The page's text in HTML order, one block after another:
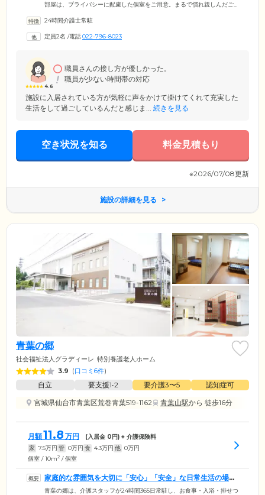
部屋は、プライバシーに配慮した個室をご用意。まるで慣れ親しんだご
に配慮したメニューを、1日3食ご提供します。入浴は二方向からの介助
心して清潔を保つことが可能です。さらに当ホームには菜園コーナーが
24時間介護士常駐
定員2名 /電話022-796-8023
4.6
職員さんの接し方が優しかった。
職員が少ない時間帯の対応
施設に入居されている方が気軽に声をかけて掛けてくれて充実した
生活をして過ごしているんだと感じま... 続きを見る
空き状況を知る 料金見積もり
※2026/07/08更新
施設の詳細を見る
青葉の郷
社会福祉法人グラディーレ 特別養護老人ホーム
3.9 (口コミ6件)
自立 要支援1•2 要介護3〜5
認知症可
宮城県仙台市青葉区荒巻青葉519-1162
青葉山駅から 徒歩16分
月額11.8 万円 (入居金 0円) + 介護保険料
家 7.5万円 管 0万円 食 4.3万円 他 0万円
個室 / 10m2 / 個室
家庭的な雰囲気を大切に「安心」「安全」な日常生活の場を
ご提供します
青葉の郷は、介護スタッフが24時間365日常駐し、お食事・入浴・排せつ